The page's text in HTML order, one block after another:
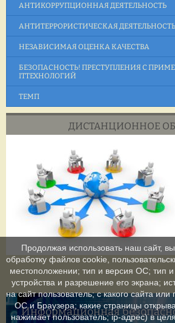
АНТИКОРРУПЦИОННАЯ ДЕЯТЕЛЬНОСТЬ
АНТИТЕРРОРИСТИЧЕСКАЯ ДЕЯТЕЛЬНОСТЬ
НЕЗАВИСИМАЯ ОЦЕНКА КАЧЕСТВА
БЕЗОПАСНОСТЬ! ПРЕСТУПЛЕНИЯ С
ITТЕХНОЛОГИЙ
ТЕМП
ДИСТАНЦИОННОЕ
Информационная
Продолжая использовать наш сайт,
обработку файлов cookie,
местоположении; тип и версия ОС; тип
устройства и разрешение его экрана;
на сайт пользователь; с какого сайта
ОС и Браузера; какие страницы
нажимает пользователь; ip-адрес) в